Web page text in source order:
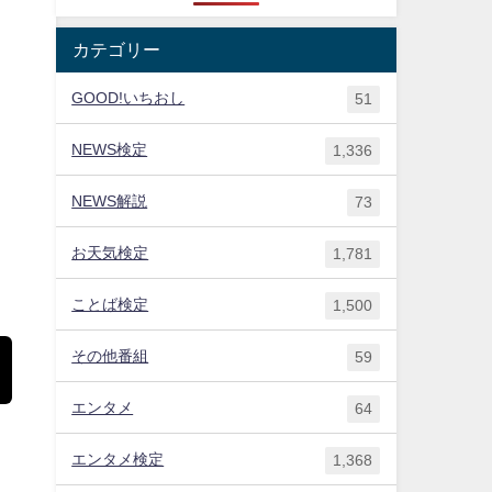
カテゴリー
GOOD!いちおし 51
NEWS検定 1,336
NEWS解説 73
お天気検定 1,781
ことば検定 1,500
その他番組 59
エンタメ 64
エンタメ検定 1,368